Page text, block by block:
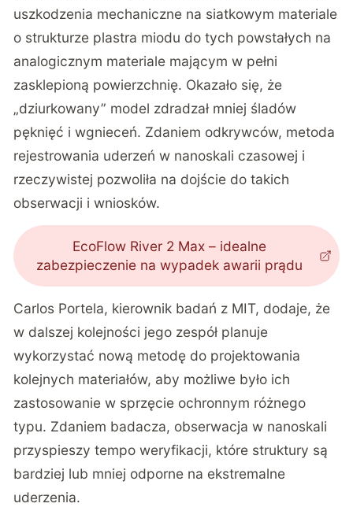
uszkodzenia mechaniczne na siatkowym materiale
o strukturze plastra miodu do tych powstałych na
analogicznym materiale mającym w pełni
zasklepioną powierzchnię. Okazało się, że
„dziurkowany” model zdradzał mniej śladów
pęknięć i wgnieceń. Zdaniem odkrywców, metoda
rejestrowania uderzeń w nanoskali czasowej i
rzeczywistej pozwoliła na dojście do takich
obserwacji i wniosków.
EcoFlow River 2 Max – idealne
zabezpieczenie na wypadek awarii prądu
Carlos Portela, kierownik badań z MIT, dodaje, że
w dalszej kolejności jego zespół planuje
wykorzystać nową metodę do projektowania
kolejnych materiałów, aby możliwe było ich
zastosowanie w sprzęcie ochronnym różnego
typu. Zdaniem badacza, obserwacja w nanoskali
przyspieszy tempo weryfikacji, które struktury są
bardziej lub mniej odporne na ekstremalne
uderzenia.